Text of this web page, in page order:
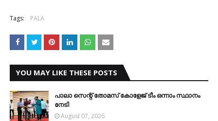
Tags: PALA
YOU MAY LIKE THESE POSTS
പാലാ സെന്റ് തോമസ് കോളേജ് ടീം ഒന്നാം സ്ഥാനം
നേടി
August 07, 2026